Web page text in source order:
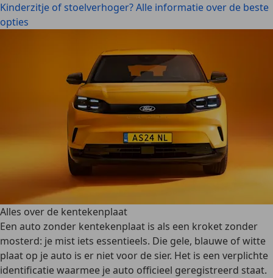
Kinderzitje of stoelverhoger? Alle informatie over de beste
opties
Alles over de kentekenplaat
Een auto zonder kentekenplaat is als een kroket zonder
mosterd: je mist iets essentieels. Die gele, blauwe of witte
plaat op je auto is er niet voor de sier. Het is een verplichte
identificatie waarmee je auto officieel geregistreerd staat.